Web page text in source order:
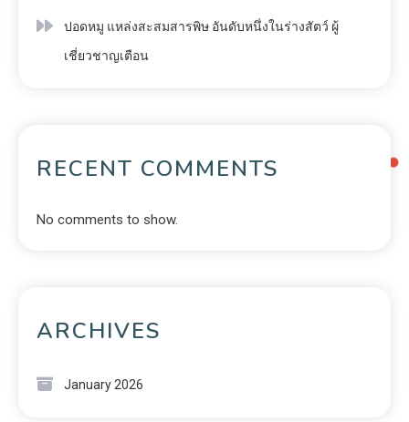
ปอดหมู แหล่งสะสมสารพิษ อันดับหนึ่งในร่างสัตว์ ผู้
เชี่ยวชาญเตือน
RECENT COMMENTS
No comments to show.
ARCHIVES
January 2026